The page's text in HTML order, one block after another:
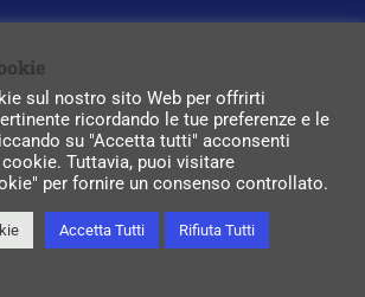
agli esami di lingua inglese
Realizzazione:
sui cookie
sul nostro sito Web per offrirti
ricordando le tue preferenze e le
su "Accetta tutti" acconsenti
Tuttavia, puoi visitare
per fornire un consenso controllato.
Accetta Tutti Rifiuta Tutti